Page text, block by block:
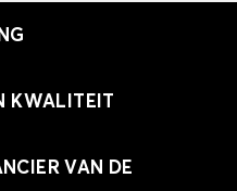
KWALITEIT
VAN DE